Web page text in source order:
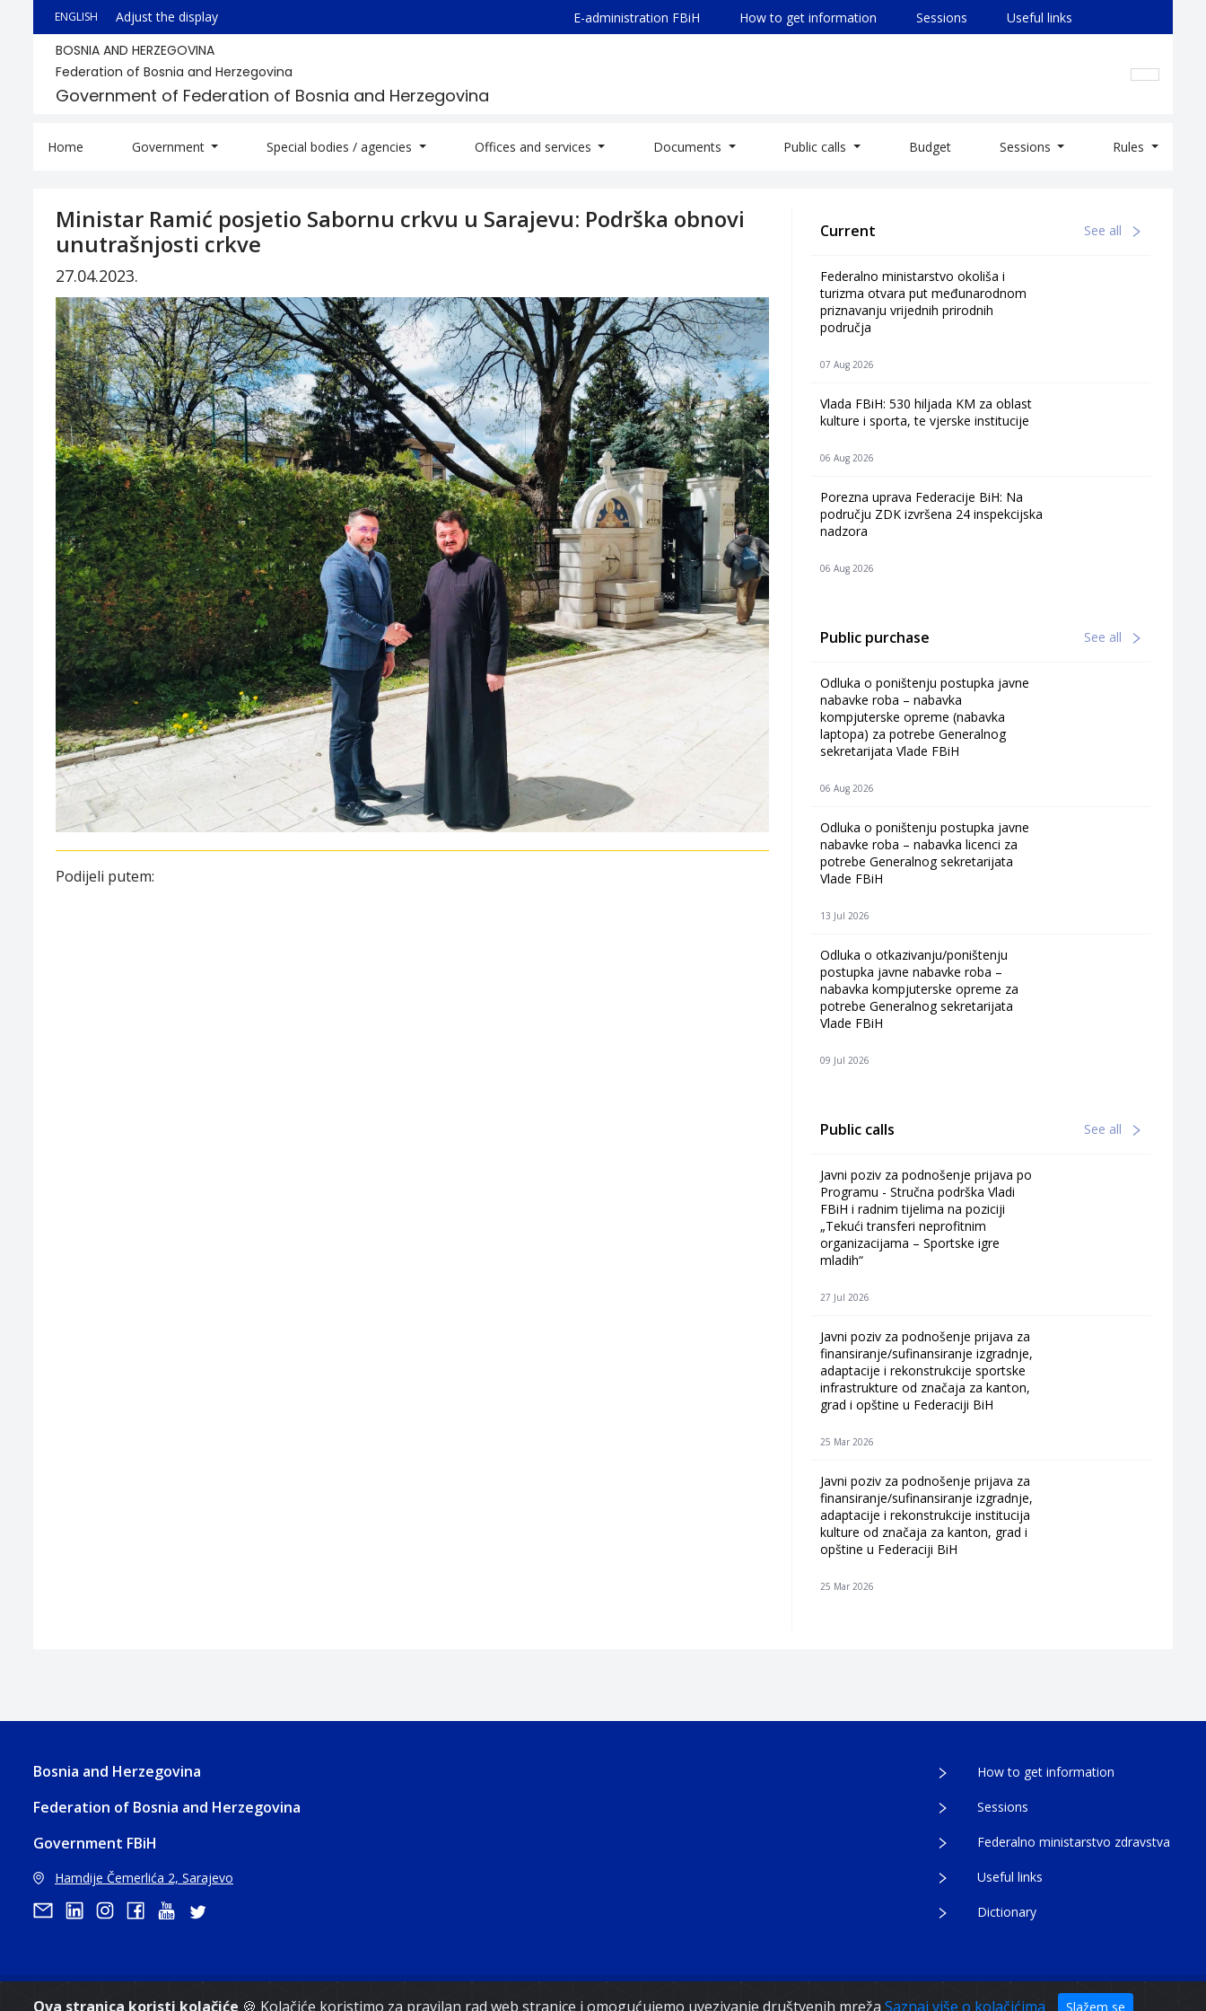
Ova stranica koristi kolačiće 🍪 Kolačiće koristimo za pravilan rad web stranice i omogućujemo uvezivanje društvenih mreža Saznaj više o kolačićima Slažem se
ENGLISH Adjust the display E-administration FBiH How to get information Sessions Useful links
BOSNIA AND HERZEGOVINA
Federation of Bosnia and Herzegovina
Government of Federation of Bosnia and Herzegovina
Home Government Special bodies / agencies Offices and services Documents Public calls Budget Sessions Rules
Ministar Ramić posjetio Sabornu crkvu u Sarajevu: Podrška obnovi
unutrašnjosti crkve
27.04.2023.
Podijeli putem:
Current See all
Federalno ministarstvo okoliša i
turizma otvara put međunarodnom
priznavanju vrijednih prirodnih
područja
07 Aug 2026
Vlada FBiH: 530 hiljada KM za oblast
kulture i sporta, te vjerske institucije
06 Aug 2026
Porezna uprava Federacije BiH: Na
području ZDK izvršena 24 inspekcijska
nadzora
06 Aug 2026
Public purchase See all
Odluka o poništenju postupka javne
nabavke roba – nabavka
kompjuterske opreme (nabavka
laptopa) za potrebe Generalnog
sekretarijata Vlade FBiH
06 Aug 2026
Odluka o poništenju postupka javne
nabavke roba – nabavka licenci za
potrebe Generalnog sekretarijata
Vlade FBiH
13 Jul 2026
Odluka o otkazivanju/poništenju
postupka javne nabavke roba –
nabavka kompjuterske opreme za
potrebe Generalnog sekretarijata
Vlade FBiH
09 Jul 2026
Public calls See all
Javni poziv za podnošenje prijava po
Programu - Stručna podrška Vladi
FBiH i radnim tijelima na poziciji
„Tekući transferi neprofitnim
organizacijama – Sportske igre
mladih“
27 Jul 2026
Javni poziv za podnošenje prijava za
finansiranje/sufinansiranje izgradnje,
adaptacije i rekonstrukcije sportske
infrastrukture od značaja za kanton,
grad i opštine u Federaciji BiH
25 Mar 2026
Javni poziv za podnošenje prijava za
finansiranje/sufinansiranje izgradnje,
adaptacije i rekonstrukcije institucija
kulture od značaja za kanton, grad i
opštine u Federaciji BiH
25 Mar 2026
Bosnia and Herzegovina
Federation of Bosnia and Herzegovina
Government FBiH
Hamdije Čemerlića 2, Sarajevo
How to get information
Sessions
Federalno ministarstvo zdravstva
Useful links
Dictionary
Copyright 2021. Government of Federation of Bosnia and Herzegovina